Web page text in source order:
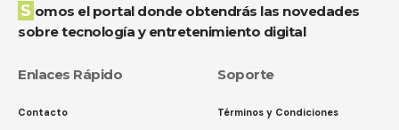
Somos el portal donde obtendrás las novedades
sobre tecnología y entretenimiento digital
Enlaces Rápido
Contacto
Soporte
Términos y Condiciones